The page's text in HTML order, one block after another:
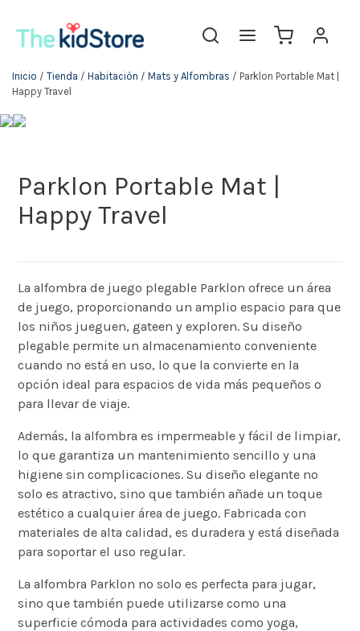
Inicio / Tienda / Habitación / Mats y Alfombras / Parklon Portable Mat |
Happy Travel
Parklon Portable Mat |
Happy Travel
La alfombra de juego plegable Parklon ofrece un área
de juego, proporcionando un amplio espacio para que
los niños jueguen, gateen y exploren. Su diseño
plegable permite un almacenamiento conveniente
cuando no está en uso, lo que la convierte en la
opción ideal para espacios de vida más pequeños o
para llevar de viaje.
Además, la alfombra es impermeable y fácil de limpiar,
lo que garantiza un mantenimiento sencillo y una
higiene sin complicaciones. Su diseño elegante no
solo es atractivo, sino que también añade un toque
estético a cualquier área de juego. Fabricada con
materiales de alta calidad, es duradera y está diseñada
para soportar el uso regular.
La alfombra Parklon no solo es perfecta para jugar,
sino que también puede utilizarse como una
superficie cómoda para actividades como yoga,